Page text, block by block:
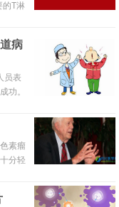
的T淋
病
员表
功。
素瘤
分轻